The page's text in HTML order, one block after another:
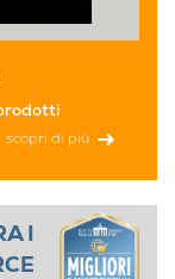
scopri di più
I